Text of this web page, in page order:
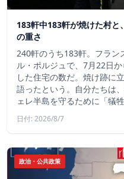
183軒中183軒が焼けた村と
の重さ
240軒のうち183軒。フラン
ル・ポルジュで、7月22日
した住宅の数だ。焼け跡に
語ったという。自分たちは
ェレ半島を守るために「犠
日付: 2026/8/7
政治・公共政策